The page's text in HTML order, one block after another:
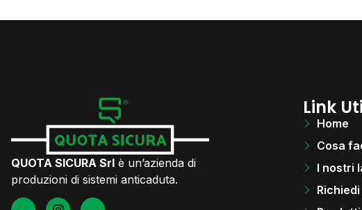
QUOTA SICURA Srl è un’azienda di
produzioni di sistemi anticaduta.
Link
Home
Cosa
I nostri